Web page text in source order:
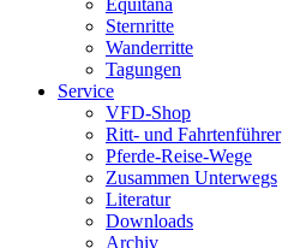
Equitana
Sternritte
Wanderritte
Tagungen
Service
VFD-Shop
Ritt- und Fahrtenführer
Pferde-Reise-Wege
Zusammen Unterwegs
Literatur
Downloads
Archiv